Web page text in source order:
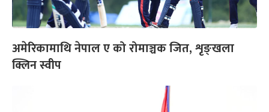
अमेरिकामाथि नेपाल ए को रोमाञ्चक जित, शृङ्खला
क्लिन स्वीप